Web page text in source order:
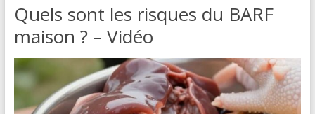
Quels sont les risques du BARF
maison ? – Vidéo